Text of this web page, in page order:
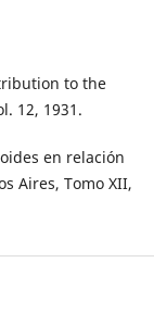
to the
12, 1931.
en relación
Aires, Tomo XII,